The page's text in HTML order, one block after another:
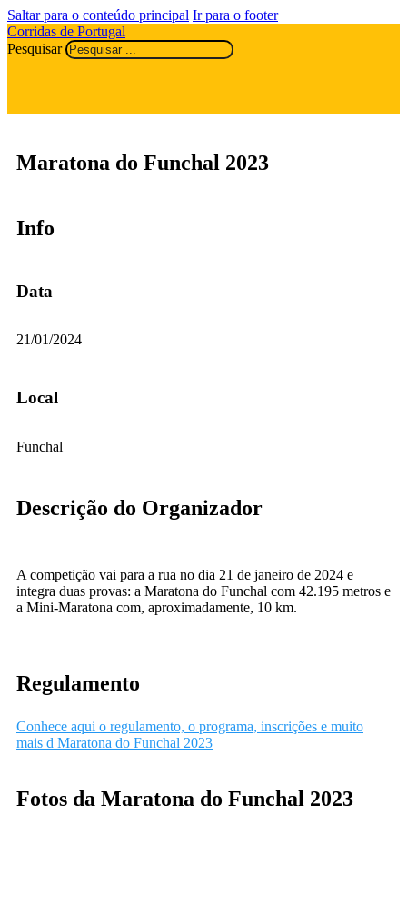
Saltar para o conteúdo principal Ir para o footer
Corridas de Portugal
Pesquisar
Maratona do Funchal 2023
Info
Data
21/01/2024
Local
Funchal
Descrição do Organizador
A competição vai para a rua no dia 21 de janeiro de 2024 e
integra duas provas: a Maratona do Funchal com 42.195 metros e
a Mini-Maratona com, aproximadamente, 10 km.
Regulamento
Conhece aqui o regulamento, o programa, inscrições e muito
mais d Maratona do Funchal 2023
Fotos da Maratona do Funchal 2023